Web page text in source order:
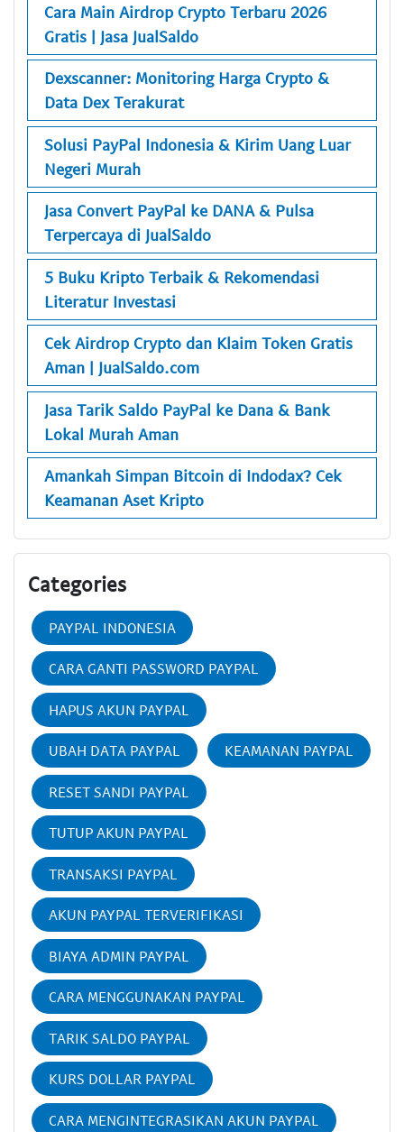
Cara Main Airdrop Crypto Terbaru 2026
Gratis | Jasa JualSaldo
Dexscanner: Monitoring Harga Crypto &
Data Dex Terakurat
Solusi PayPal Indonesia & Kirim Uang Luar
Negeri Murah
Jasa Convert PayPal ke DANA & Pulsa
Terpercaya di JualSaldo
5 Buku Kripto Terbaik & Rekomendasi
Literatur Investasi
Cek Airdrop Crypto dan Klaim Token Gratis
Aman | JualSaldo.com
Jasa Tarik Saldo PayPal ke Dana & Bank
Lokal Murah Aman
Amankah Simpan Bitcoin di Indodax? Cek
Keamanan Aset Kripto
Categories
PAYPAL INDONESIA
CARA GANTI PASSWORD PAYPAL
HAPUS AKUN PAYPAL
UBAH DATA PAYPAL KEAMANAN PAYPAL
RESET SANDI PAYPAL
TUTUP AKUN PAYPAL
TRANSAKSI PAYPAL
AKUN PAYPAL TERVERIFIKASI
BIAYA ADMIN PAYPAL
CARA MENGGUNAKAN PAYPAL
TARIK SALDO PAYPAL
KURS DOLLAR PAYPAL
CARA MENGINTEGRASIKAN AKUN PAYPAL